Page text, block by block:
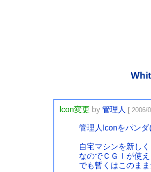
Icon変更 by 管理人 [ 2006/
管理人Iconをパン
自宅マシンを新し
なのでＣＧＩが使
でも暫くはこのまま